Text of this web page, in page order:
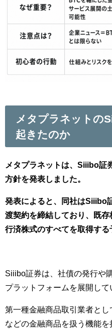
メタプラネットの
起きたのか
メタプラネットは、Siiibo証
方針を発表しました。
発表によると、同社はSiiibo
渡契約を締結しており、既
行済株式のすべてを取得する
Siiibo証券は、社債の発行や
プラットフォームを展開して
第一種金融商品取引業者と
などの金融商品を扱う機能を